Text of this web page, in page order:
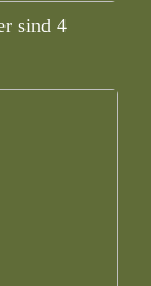
sind 4